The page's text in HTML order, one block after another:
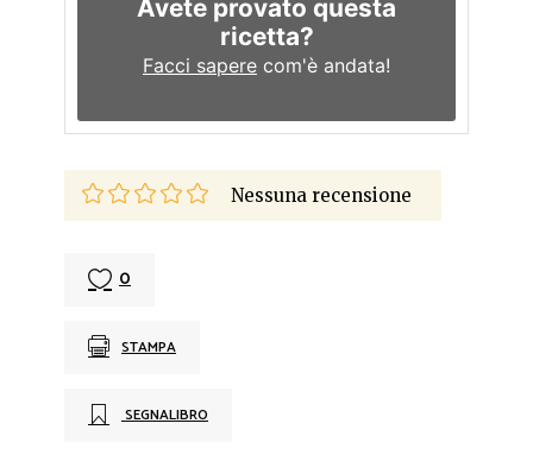
Avete provato questa
ricetta?
Facci sapere com'è andata!
Nessuna recensione
0
STAMPA
SEGNALIBRO